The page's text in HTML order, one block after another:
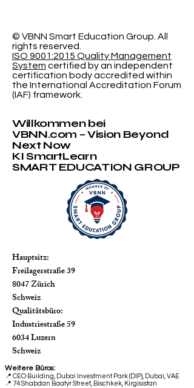
© VBNN Smart Education Group. All
rights reserved.
ISO 9001:2015 Quality Management
System certified by an independent
certification body accredited within
the International Accreditation Forum
(IAF) framework.
Willkommen bei
VBNN.com – Vision Beyond
Next Now
KI SmartLearn
SMART EDUCATION GROUP
Hauptsitz:
Freilagerstraße 39
8047 Zürich
Schweiz
Qualitätsbüro:
Industriestraße 59
6034 Luzern
Schweiz
Weitere Büros:
📍 CEO Building, Dubai Investment Park (DIP), Dubai, VAE
📍 74 Shabdan Baatyr Street, Bischkek, Kirgisistan